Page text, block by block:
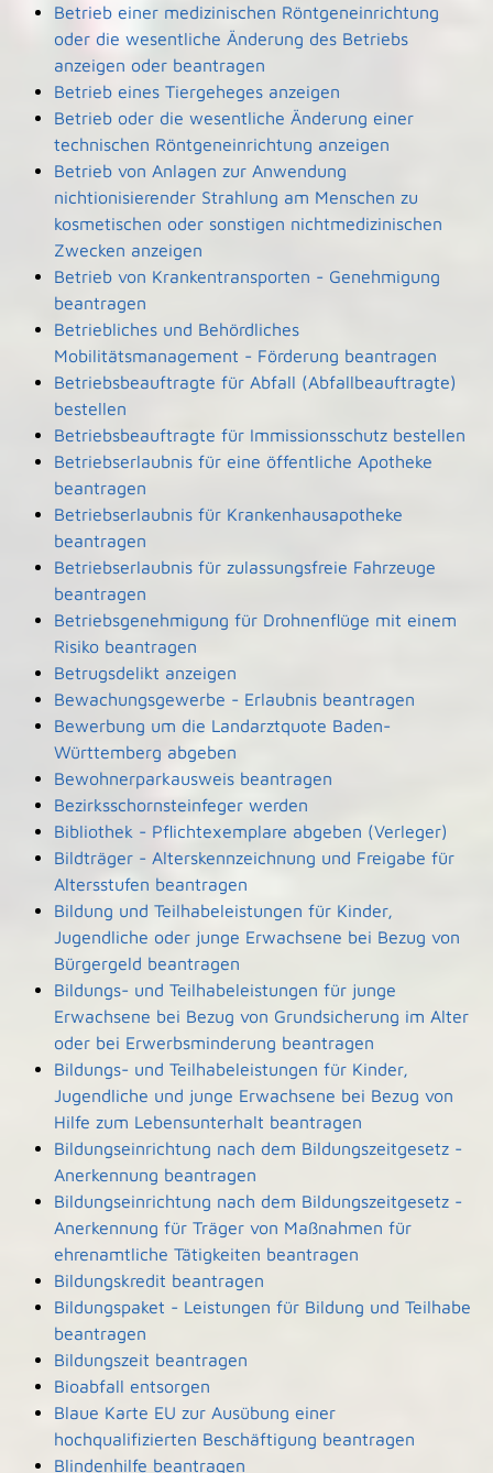
Betrieb einer medizinischen Röntgeneinrichtung
oder die wesentliche Änderung des Betriebs
anzeigen oder beantragen
Betrieb eines Tiergeheges anzeigen
Betrieb oder die wesentliche Änderung einer
technischen Röntgeneinrichtung anzeigen
Betrieb von Anlagen zur Anwendung
nichtionisierender Strahlung am Menschen zu
kosmetischen oder sonstigen nichtmedizinischen
Zwecken anzeigen
Betrieb von Krankentransporten - Genehmigung
beantragen
Betriebliches und Behördliches
Mobilitätsmanagement - Förderung beantragen
Betriebsbeauftragte für Abfall (Abfallbeauftragte)
bestellen
Betriebsbeauftragte für Immissionsschutz bestellen
Betriebserlaubnis für eine öffentliche Apotheke
beantragen
Betriebserlaubnis für Krankenhausapotheke
beantragen
Betriebserlaubnis für zulassungsfreie Fahrzeuge
beantragen
Betriebsgenehmigung für Drohnenflüge mit einem
Risiko beantragen
Betrugsdelikt anzeigen
Bewachungsgewerbe - Erlaubnis beantragen
Bewerbung um die Landarztquote Baden-
Württemberg abgeben
Bewohnerparkausweis beantragen
Bezirksschornsteinfeger werden
Bibliothek - Pflichtexemplare abgeben (Verleger)
Bildträger - Alterskennzeichnung und Freigabe für
Altersstufen beantragen
Bildung und Teilhabeleistungen für Kinder,
Jugendliche oder junge Erwachsene bei Bezug von
Bürgergeld beantragen
Bildungs- und Teilhabeleistungen für junge
Erwachsene bei Bezug von Grundsicherung im Alter
oder bei Erwerbsminderung beantragen
Bildungs- und Teilhabeleistungen für Kinder,
Jugendliche und junge Erwachsene bei Bezug von
Hilfe zum Lebensunterhalt beantragen
Bildungseinrichtung nach dem Bildungszeitgesetz -
Anerkennung beantragen
Bildungseinrichtung nach dem Bildungszeitgesetz -
Anerkennung für Träger von Maßnahmen für
ehrenamtliche Tätigkeiten beantragen
Bildungskredit beantragen
Bildungspaket - Leistungen für Bildung und Teilhabe
beantragen
Bildungszeit beantragen
Bioabfall entsorgen
Blaue Karte EU zur Ausübung einer
hochqualifizierten Beschäftigung beantragen
Blindenhilfe beantragen